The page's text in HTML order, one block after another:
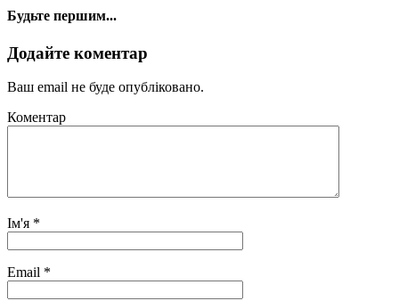
Будьте першим...
Додайте коментар
Ваш email не буде опубліковано.
Коментар
Ім'я *
Email *